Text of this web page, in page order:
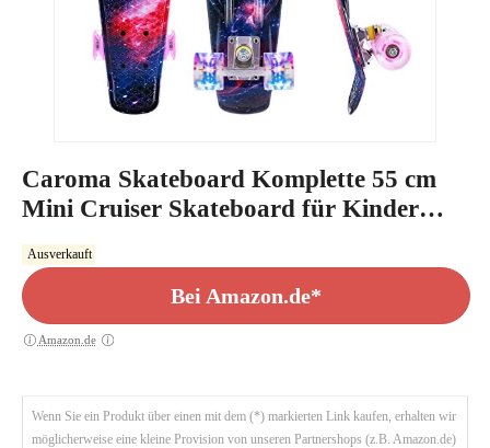
Caroma Skateboard Komplette 55 cm
Mini Cruiser Skateboard für Kinder
Jungen Mädchen Erwachsene, Retro-
Skateboard, ABEC-7 Kugellager, LED-
Blitzräder, für Anfänger
Ausverkauft
Bei Amazon.de*
Amazon.de
Wenn Sie ein Produkt über einen mit dem (*) markierten Link kaufen, erhalten wir
möglicherweise eine kleine Provision von unseren Partnershops (z.B. Amazon.de)